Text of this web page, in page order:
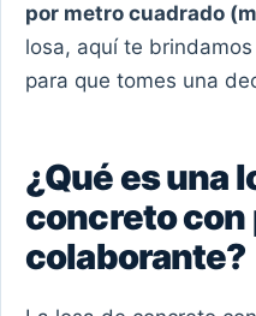
por metro cuadrado
losa, aquí te
para que tomes una
¿Qué es una
concreto con
colaborante?